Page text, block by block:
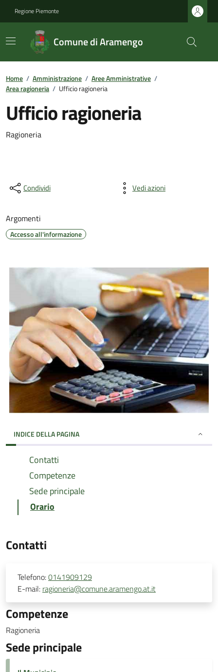
Regione Piemonte
Comune di Aramengo
Home / Amministrazione / Aree Amministrative /
Area ragioneria / Ufficio ragioneria
Ufficio ragioneria
Ragioneria
Condividi Vedi azioni
Argomenti
Accesso all'informazione
INDICE DELLA PAGINA
Contatti
Competenze
Sede principale
Orario
Contatti
Telefono:0141909129
E-mail: ragioneria@comune.aramengo.at.it
Competenze
Ragioneria
Sede principale